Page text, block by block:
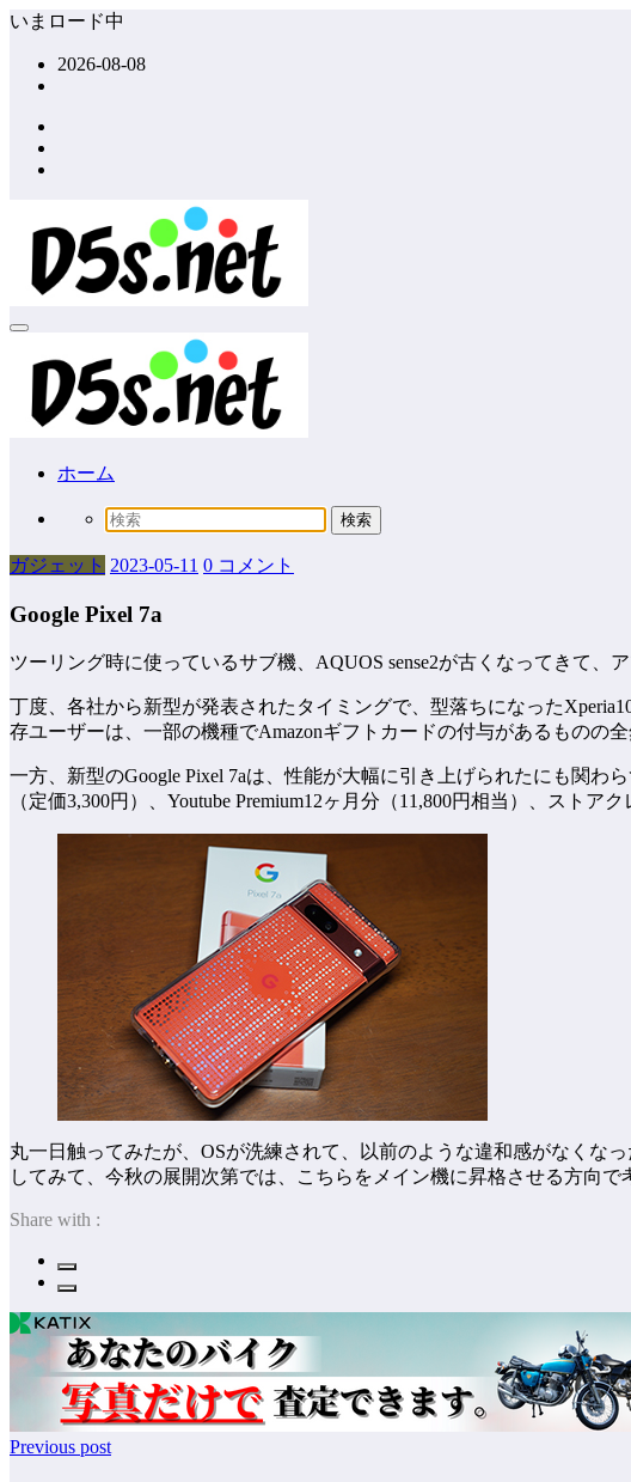
コ
いまロード中
2026-08-08
ホーム
ガジェット 2023-05-11 0 コメント
Google Pixel 7a
ツーリング時に使っているサブ機、AQUOS sense2が古くなってきて、
丁度、各社から新型が発表されたタイミングで、型落ちになった
存ユーザーは、一部の機種でAmazonギフトカードの付与があるものの全
一方、新型のGoogle Pixel 7aは、性能が大幅に引き上げられたにも関
（定価3,300円）、Youtube Premium12ヶ月分（11,800円相当）、スト
丸一日触ってみたが、OSが洗練されて、以前のような違和感がなくな
してみて、今秋の展開次第では、こちらをメイン機に昇格させる方向で
Share with :
Previous post